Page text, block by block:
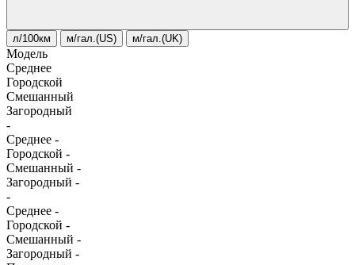
л/100км м/гал.(US) м/гал.(UK)
Модель
Среднее
Городской
Смешанный
Загородный
-
Среднее -
Городской -
Смешанный -
Загородный -
-
Среднее -
Городской -
Смешанный -
Загородный -